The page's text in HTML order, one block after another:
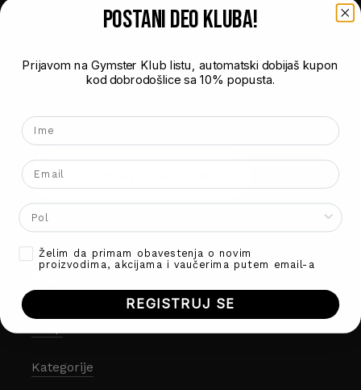
Nema proizvoda u korpi.
sve u vašim rukama. Vrhunska udobnost
pri svim aktivnostima. Na treningu. U
šetnji. Pri odmoru.
Kategorije
POSTANI DEO kluba!
Prijavom na Gymster Klub listu, automatski dobijaš kupon
kod dobrodošlice sa 10% popusta.
Ime
Email
Gender
Opt-inŽelim da primam obavestenja o novim
proizvodima, akcijama i vaučerima putem email-a
REGISTRUJ SE